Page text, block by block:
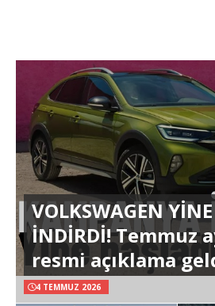
VOLKSWAGEN
İNDİRDİ! Temmuz
resmi açıklama
4 TEMMUZ 2026